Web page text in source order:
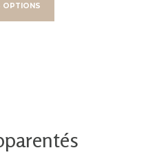
OPTIONS
on
the